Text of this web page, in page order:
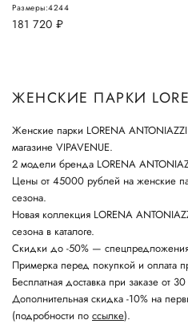
181 720 руб.
Размеры:4244
ЖЕНСКИЕ ПАРКИ
Женские парки LORENA
магазине VIPAVENUE.
2 модели бренда LORENA
Цены от 45000 рублей на женские
сезона.
Новая коллекция LORENA
сезона в каталоге.
Скидки до -50% — спецпредложения
Примерка перед покупкой и оплата
Бесплатная доставка при заказе от
Дополнительная скидка -10% на
(подробности по ссылке).